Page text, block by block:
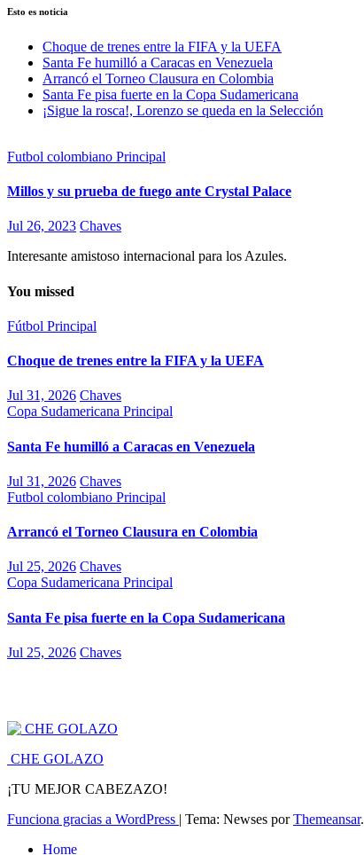
Esto es noticia
Choque de trenes entre la FIFA y la UEFA
Santa Fe humilló a Caracas en Venezuela
Arrancó el Torneo Clausura en Colombia
Santa Fe pisa fuerte en la Copa Sudamericana
¡Sigue la rosca!, Lorenzo se queda en la Selección
Futbol colombiano Principal
Millos y su prueba de fuego ante Crystal Palace
Jul 26, 2023 Chaves
Interesante amistoso internacional para los Azules.
You missed
Fútbol Principal
Choque de trenes entre la FIFA y la UEFA
Jul 31, 2026 Chaves
Copa Sudamericana Principal
Santa Fe humilló a Caracas en Venezuela
Jul 31, 2026 Chaves
Futbol colombiano Principal
Arrancó el Torneo Clausura en Colombia
Jul 25, 2026 Chaves
Copa Sudamericana Principal
Santa Fe pisa fuerte en la Copa Sudamericana
Jul 25, 2026 Chaves
CHE GOLAZO
¡TU MEJOR CABEZAZO!
Funciona gracias a WordPress | Tema: Newses porThemeansar.
Home